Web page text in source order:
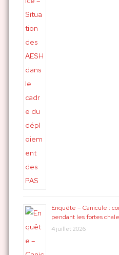
Enquête – Canicule :
pendant les fortes
4 juillet 2026